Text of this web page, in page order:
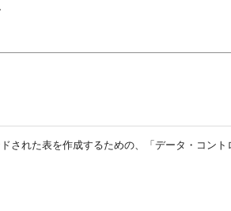
れた表を作成するための、「データ・コント